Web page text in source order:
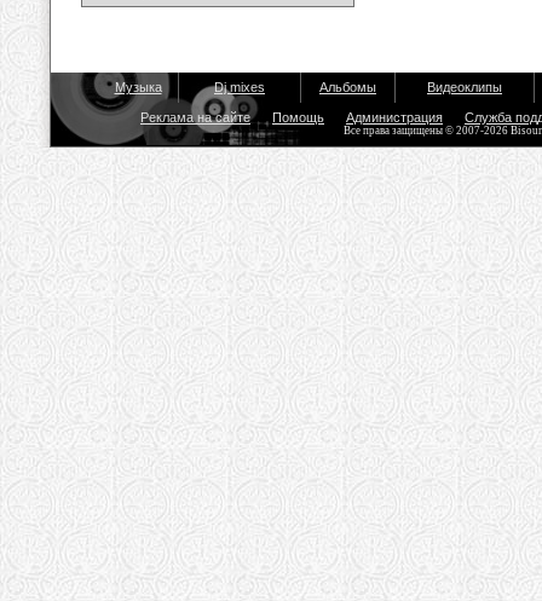
Музыка Dj mixes Альбомы Видеоклипы
Реклама на сайте Помощь Администрация Служба
Все права защищены © 2007-2026